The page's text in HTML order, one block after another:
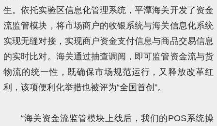
生。依托实验区信息化管理系统，平潭海关开发了资金
流监管模块，将市场商户的收银系统与海关信息化系统
实现无缝对接，实现商户资金支付信息与商品交易信息
的实时比对。海关通过抽查调阅，即可监管资金流与货
物流的统一性，既确保市场规范运行，又释放改革红
利，该项便利化举措也被评为“全国首创”。
“海关资金流监管模块上线后，我们的POS系统操